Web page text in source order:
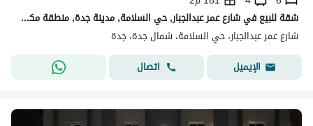
شقة للبيع في شارع عمر عبدالجبار, حي السلامة, مدينة جدة, منطقة مكة المكرمة
شارع عمر عبدالجبار، حي السلامة، شمال جدة، جدة
الإيميل
اتصال